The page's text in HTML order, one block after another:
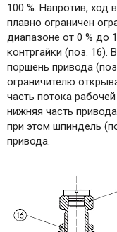
100 %. Напротив, ход
плавно ограничен
диапазоне от 0 % до
контргайки (поз. 16).
поршень привода
ограничителю
часть потока
нижняя часть
при этом шпиндель
привода.